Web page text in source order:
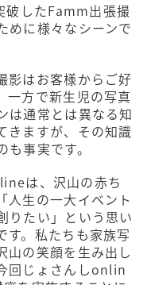
破したFamm出張撮
めに様々なシーンで
影はお客様からご好
一方で新生児の写真
は通常とは異なる知
きますが、その知識
事実です。
は、沢山の赤ち
人生の一大イベント
りたい」という思い
す。私たちも家族写
山の笑顔を生み出し
回じょさんしonlin